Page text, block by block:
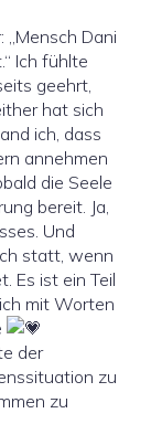
„Mensch Dani
Ich fühlte
geehrt,
hat sich
ich, dass
annehmen
die Seele
bereit. Ja,
Und
statt, wenn
Es ist ein Teil
mit Worten
der
zu
zu